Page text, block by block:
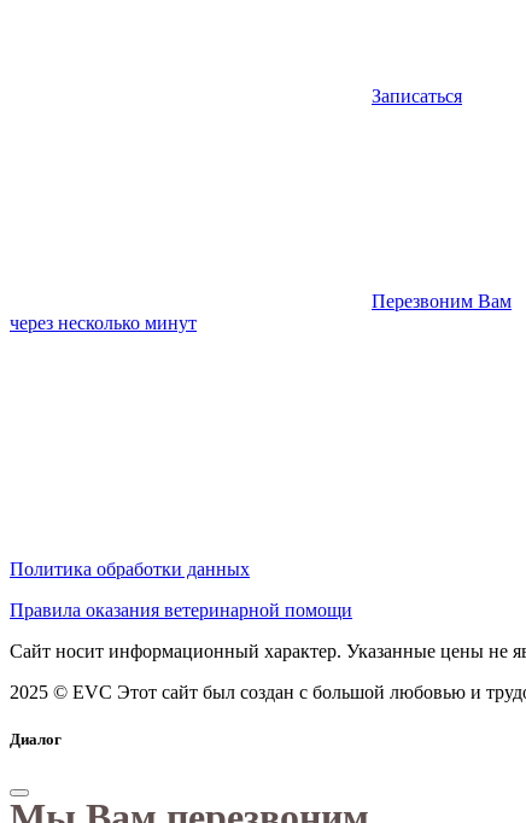
Записаться
Перезвоним Вам
через несколько минут
Политика обработки данных
Правила оказания ветеринарной помощи
Сайт носит информационный характер. Указанные цены не
2025 © EVC Этот сайт был создан с большой любовью и
Диалог